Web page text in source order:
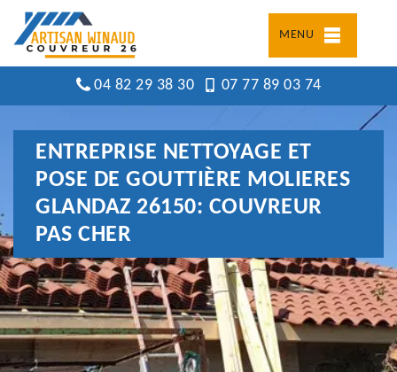
MENU
04 82 29 38 30 07 77 89 03 74
ENTREPRISE NETTOYAGE ET
POSE DE GOUTTIÈRE MOLIERES
GLANDAZ 26150: COUVREUR
PAS CHER